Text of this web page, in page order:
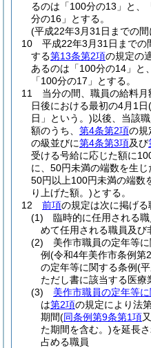
るのは「100分の13」と、
分の16」とする。
(平成22年3月31日までの
10
平成22年3月31日までの
する第13条第2項の規定の
あるのは「100分の14」と
「100分の17」とする。
11
当分の間、職員の給料
日後における最初の4月1日(
日」という。)以後、当該
額のうち、 第4条第2項の規
の級並びに第4条第3項及び
受ける号給に応じた額に
に、50円未満の端数を生じ
50円以上100円未満の端数
り上げた額。)とする。
12
前項の規定は次に掲げる
(1)
臨時的に任用される
めて任用される職員及び
(2)
美作市職員の定年等
例(令和4年美作市条例第
の定年等に関する条例(
ただし書に該当する医療
(3)
美作市職員の定年等
は第2項の規定により法
期間(同条例第9条第1項
た期間を含む。)を延長
占める職員